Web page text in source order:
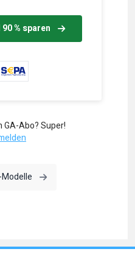
% sparen
GA-Abo? Super!